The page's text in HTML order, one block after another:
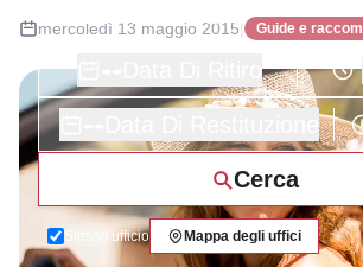
Data Di Ritiro
Cerca
Stesso ufficio Mappa degli uffici
mercoledì 13 maggio 2015| Guide e